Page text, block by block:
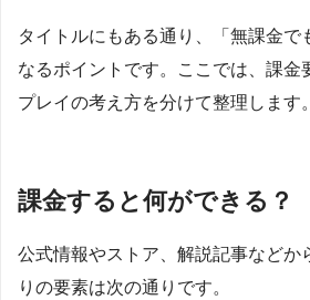
タイトルにもある通り、「無課金で
なるポイントです。ここでは、課金
プレイの考え方を分けて整理します。
課金すると何ができる？
公式情報やストア、解説記事などか
りの要素は次の通りです。​